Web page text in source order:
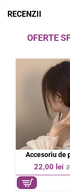
RECENZII
OFERTE
Accesoriu de
22,00 lei